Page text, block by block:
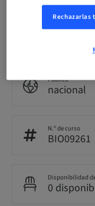
Método de
Público
nacional
N.º de curso
BIO09261
Disponibilidad
0
Rechazarlas